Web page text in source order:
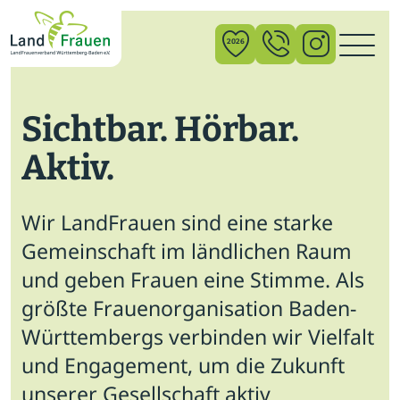
2026
Sichtbar. Hörbar.
Aktiv.
Wir LandFrauen sind eine starke
Gemeinschaft im ländlichen Raum
und geben Frauen eine Stimme. Als
größte Frauenorganisation Baden-
Württembergs verbinden wir Vielfalt
und Engagement, um die Zukunft
unserer Gesellschaft aktiv
×
News
Verband
Politik
Bildung
Gemeinschaft
Vor Ort
Startseite